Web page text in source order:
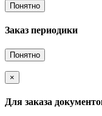
Понятно
Заказ периодики
Понятно
×
Для заказа